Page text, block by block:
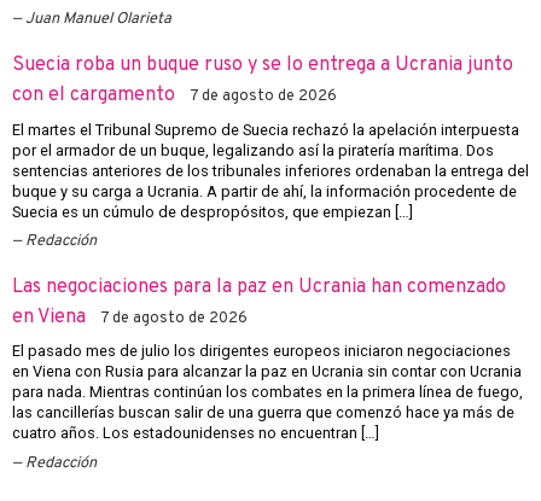
Juan Manuel Olarieta
Suecia roba un buque ruso y se lo entrega a Ucrania junto
con el cargamento
7 de agosto de 2026
El martes el Tribunal Supremo de Suecia rechazó la apelación interpuesta
por el armador de un buque, legalizando así la piratería marítima. Dos
sentencias anteriores de los tribunales inferiores ordenaban la entrega del
buque y su carga a Ucrania. A partir de ahí, la información procedente de
Suecia es un cúmulo de despropósitos, que empiezan […]
Redacción
Las negociaciones para la paz en Ucrania han comenzado
en Viena
7 de agosto de 2026
El pasado mes de julio los dirigentes europeos iniciaron negociaciones
en Viena con Rusia para alcanzar la paz en Ucrania sin contar con Ucrania
para nada. Mientras continúan los combates en la primera línea de fuego,
las cancillerías buscan salir de una guerra que comenzó hace ya más de
cuatro años. Los estadounidenses no encuentran […]
Redacción